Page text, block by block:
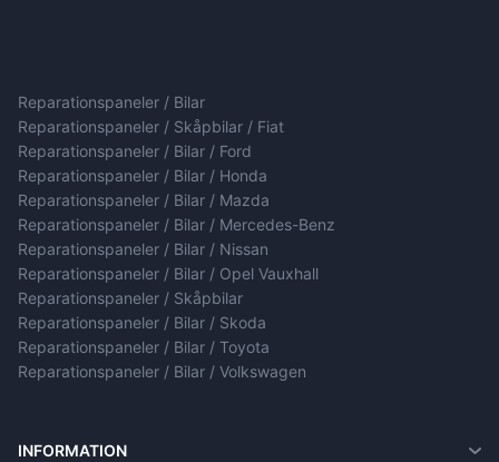
Reparationspaneler / Bilar
Reparationspaneler / Skåpbilar / Fiat
Reparationspaneler / Bilar / Ford
Reparationspaneler / Bilar / Honda
Reparationspaneler / Bilar / Mazda
Reparationspaneler / Bilar / Mercedes-Benz
Reparationspaneler / Bilar / Nissan
Reparationspaneler / Bilar / Opel Vauxhall
Reparationspaneler / Skåpbilar
Reparationspaneler / Bilar / Skoda
Reparationspaneler / Bilar / Toyota
Reparationspaneler / Bilar / Volkswagen
INFORMATION